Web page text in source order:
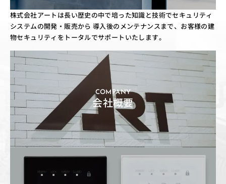
株式会社アートは長い歴史の中で培った知識と技術でセキュリティ
システムの開発・販売から 導入後のメンテナンスまで、お客様の建
物セキュリティをトータルでサポートいたします。
COMPANY
会社概要